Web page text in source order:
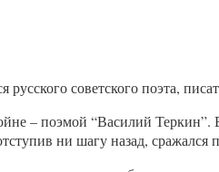
советского поэта,
– поэмой “Василий Теркин”.
ни шагу назад, сражался